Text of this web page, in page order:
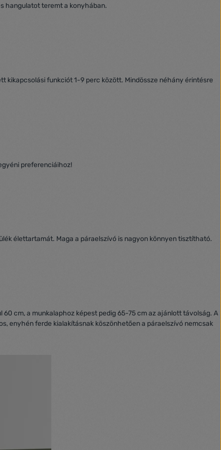
hangulatot teremt a konyhában.
funkciót 1-9 perc között. Mindössze néhány érintésre
preferenciáihoz!
élettartamát. Maga a páraelszívó is nagyon könnyen tisztítható.
cm, a munkalaphoz képest pedig 65-75 cm az ajánlott távolság. A
enyhén ferde kialakításnak köszönhetően a páraelszívó nemcsak